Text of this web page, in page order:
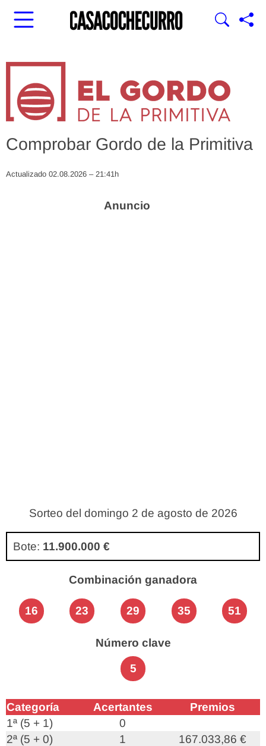
Comprobar Gordo de la Primitiva
Actualizado 02.08.2026 – 21:41h
Sorteo del domingo 2 de agosto de 2026
Bote: 11.900.000 €
Combinación ganadora
16 23 29 35 51
Número clave
5
Categoría Acertantes
Premios
1ª (5 + 1)
0
2ª (5 + 0)
1
167.033,86 €